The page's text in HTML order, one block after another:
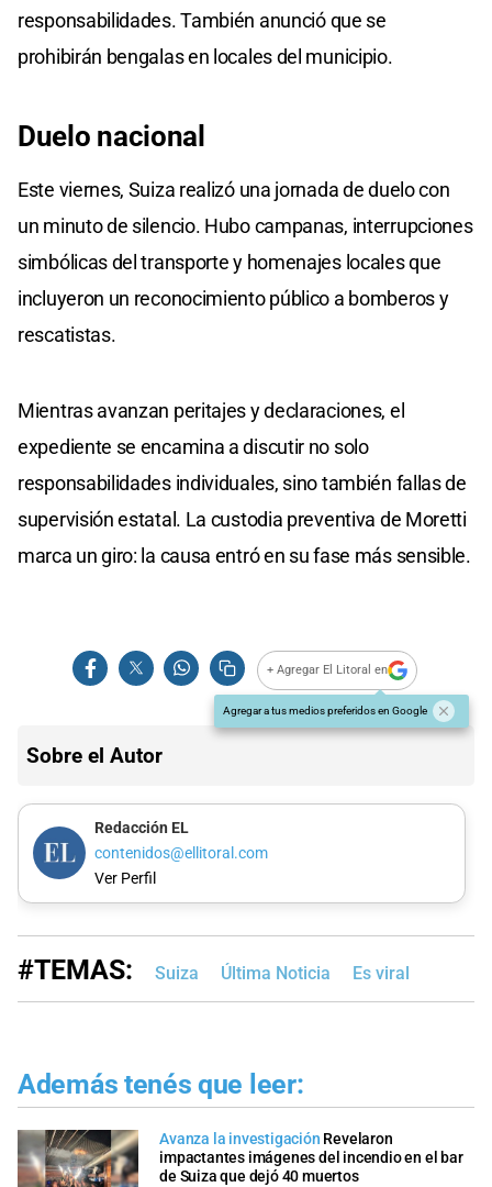
responsabilidades. También anunció que se
prohibirán bengalas en locales del municipio.
Duelo nacional
Este viernes, Suiza realizó una jornada de duelo con
un minuto de silencio. Hubo campanas, interrupciones
simbólicas del transporte y homenajes locales que
incluyeron un reconocimiento público a bomberos y
rescatistas.
Mientras avanzan peritajes y declaraciones, el
expediente se encamina a discutir no solo
responsabilidades individuales, sino también fallas de
supervisión estatal. La custodia preventiva de Moretti
marca un giro: la causa entró en su fase más sensible.
+ Agregar El Litoral en
Agregar a tus medios preferidos en Google
Sobre el Autor
Redacción EL
contenidos@ellitoral.com
Ver Perfil
#TEMAS: Suiza Última Noticia Es viral
Además tenés que leer:
Avanza la investigación Revelaron
impactantes imágenes del incendio en el bar
de Suiza que dejó 40 muertos